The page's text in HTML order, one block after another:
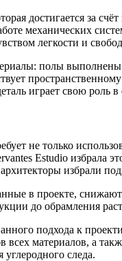
достигается за
механических
легкости и
полы
играет свою роль
не только
Estudio избрала
избрали
в проекте,
до обрамления
подхода к
материалов, а
следа.